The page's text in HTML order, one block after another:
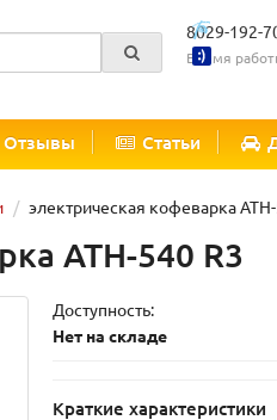
8029-192-
Время
Отзывы Статьи
электрическая кофеварка
ATH-540 R3
Доступность:
Нет на складе
Краткие характеристики